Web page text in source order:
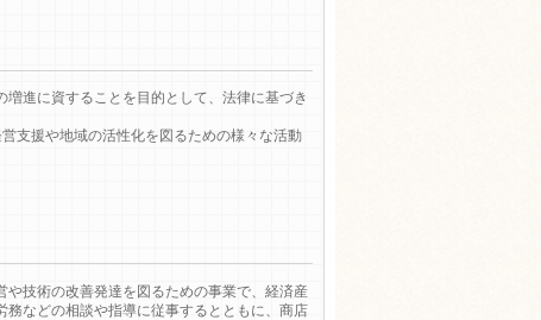
進に資することを目的として、法律に基づき
支援や地域の活性化を図るための様々な活動
技術の改善発達を図るための事業で、経済産
などの相談や指導に従事するとともに、商店